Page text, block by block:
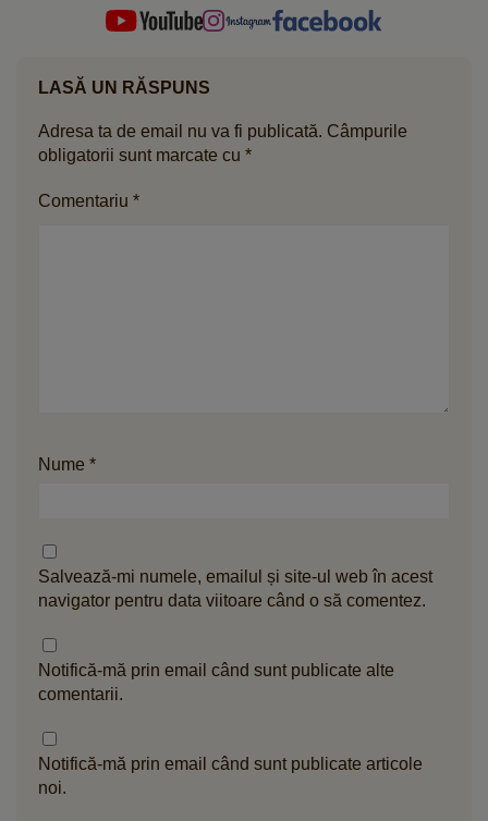
LASĂ UN RĂSPUNS
Adresa ta de email nu va fi publicată. Câmpurile
obligatorii sunt marcate cu *
Comentariu *
Nume *
Salvează-mi numele, emailul și site-ul web în acest
navigator pentru data viitoare când o să comentez.
Notifică-mă prin email când sunt publicate alte
comentarii.
Notifică-mă prin email când sunt publicate articole
noi.